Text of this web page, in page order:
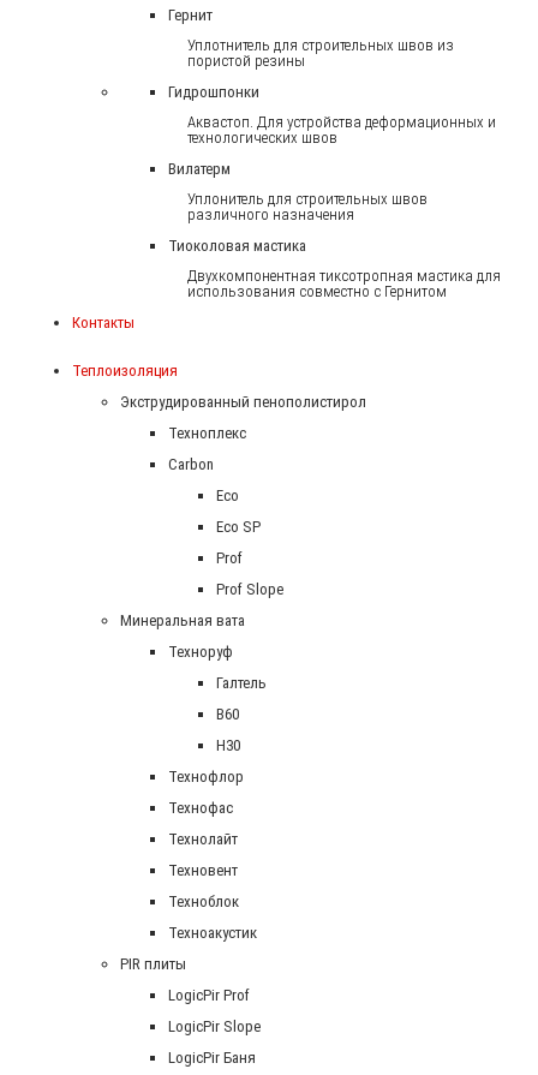
Гернит
Уплотнитель для строительных швов из
пористой резины
Гидрошпонки
Аквастоп. Для устройства деформационных и
технологических швов
Вилатерм
Уплонитель для строительных швов
различного назначения
Тиоколовая мастика
Двухкомпонентная тиксотропная мастика для
использования совместно с Гернитом
Контакты
Теплоизоляция
Экструдированный пенополистирол
Техноплекс
Carbon
Eco
Eco SP
Prof
Prof Slope
Минеральная вата
Техноруф
Галтель
В60
Н30
Технофлор
Технофас
Технолайт
Техновент
Техноблок
Техноакустик
PIR плиты
LogicPir Prof
LogicPir Slope
LogicPir Баня